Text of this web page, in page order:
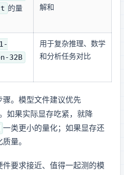
的 GGUF 4bit 量
解和 Agentic Coding
32B
用于复杂推理、数学
和分析任务对比
骤。模型文件建议优先
化。如果实际显存吃紧，就降
一类更小的量化；如果显存还
量。
硬件要求接近、值得一起测的模